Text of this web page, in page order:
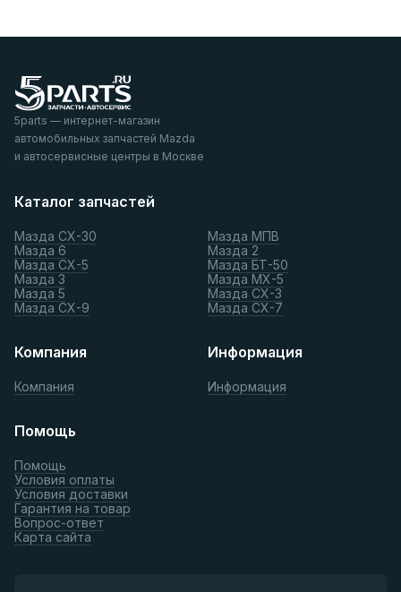
5parts — интернет-магазин
автомобильных запчастей Mazda
и автосервисные центры в Москве
Каталог запчастей
Мазда СХ-30
Мазда 6
Мазда СХ-5
Мазда 3
Мазда 5
Мазда СХ-9
Мазда МПВ
Мазда 2
Мазда БТ-50
Мазда МХ-5
Мазда СХ-3
Мазда СХ-7
Компания
Компания
Информация
Информация
Помощь
Помощь
Условия оплаты
Условия доставки
Гарантия на товар
Вопрос-ответ
Карта сайта